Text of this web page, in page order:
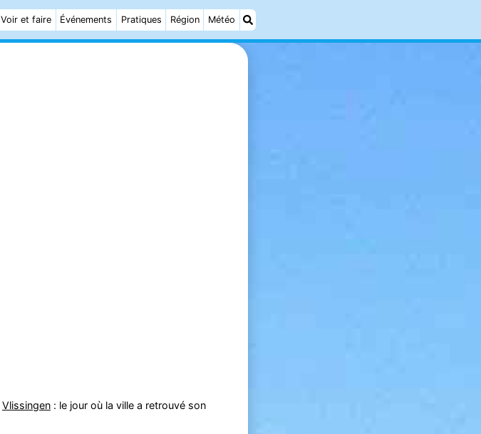
Voir et faire Événements Pratiques Région Météo
Vlissingen: le jour où la ville a retrouvé son